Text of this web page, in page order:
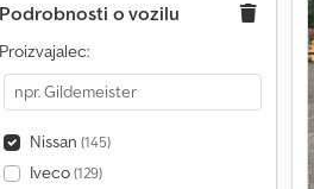
Podrobnosti o vozilu
Proizvajalec:
Nissan (145)
Iveco(129)